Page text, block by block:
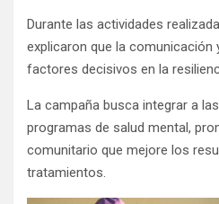
Durante las actividades
explicaron que la
factores decisivos en la
La campaña busca integrar a
programas de salud mental,
comunitario que mejore los
tratamientos.